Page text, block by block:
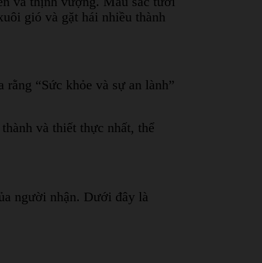
gió và gặt hái nhiều thành
“Sức khỏe và sự an lành”
và thiết thực nhất, thể
người nhận. Dưới đây là